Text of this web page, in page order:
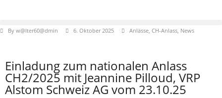
By w@lter60@dmin 6. Oktober 2025 Anlässe, CH-Anlass, News
Einladung zum nationalen Anlass
CH2/2025 mit Jeannine Pilloud, VRP
Alstom Schweiz AG vom 23.10.25